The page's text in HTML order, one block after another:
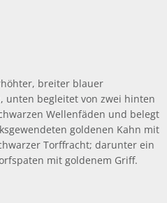
breiter blauer
unten begleitet von zwei hinten
Wellenfäden und belegt
goldenen Kahn mit
Torffracht; darunter ein
mit goldenem Griff.